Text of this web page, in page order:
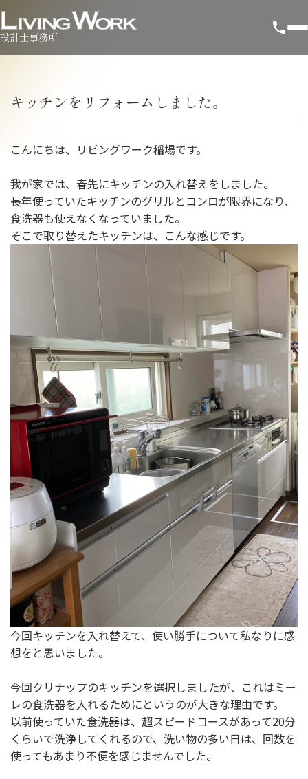
設計士事務所
キッチンをリフォームしました。
こんにちは、リビングワーク稲場です。
我が家では、春先にキッチンの入れ替えをしました。
長年使っていたキッチンのグリルとコンロが限界になり、
食洗器も使えなくなっていました。
そこで取り替えたキッチンは、こんな感じです。
今回キッチンを入れ替えて、使い勝手について私なりに感
想をと思いました。
今回クリナップのキッチンを選択しましたが、これはミー
レの食洗器を入れるためにというのが大きな理由です。
以前使っていた食洗器は、超スピードコースがあって20分
くらいで洗浄してくれるので、洗い物の多い日は、回数を
使ってもあまり不便を感じませんでした。